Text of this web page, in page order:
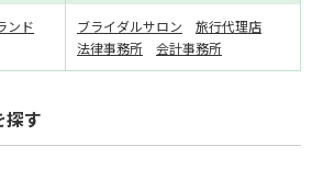
ンド
ブライダルサロン
旅行代理店
法律事務所
会計事務所
探す